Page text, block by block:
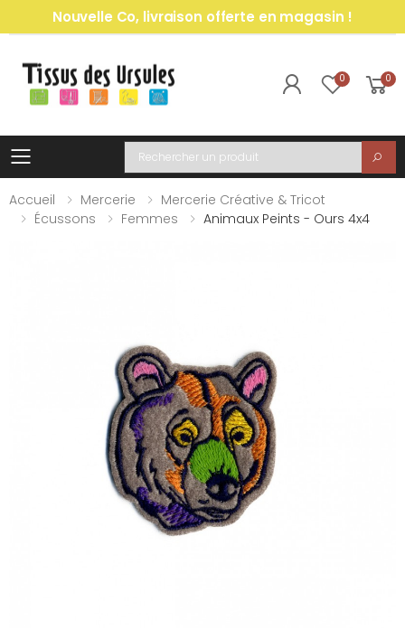
Nouvelle Co, livraison offerte en magasin !
0 0
Toggle mobile menu
Recherche
Accueil
Mercerie
Mercerie Créative & Tricot
Écussons
Femmes Animaux Peints - Ours 4x4